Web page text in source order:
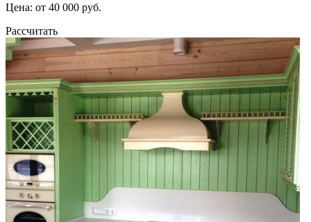
Цена: от 40 000 руб.
Рассчитать